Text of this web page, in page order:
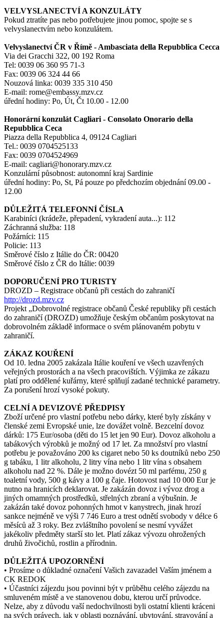
VELVYSLANECTVÍ A KONZULÁTY
Pokud ztratíte pas nebo potřebujete jinou pomoc, spojte se s
velvyslanectvím nebo konzulátem.
Velvyslanectví ČR v Římě - Ambasciata della Repubblica Cecca
Via dei Gracchi 322, 00 192 Roma
Tel: 0039 06 360 95 71-3
Fax: 0039 06 324 44 66
Nouzová linka: 0039 335 310 450
E-mail: rome@embassy.mzv.cz
úřední hodiny: Po, Út, Čt 10.00 - 12.00
Honorární konzulát Cagliari - Consolato Onorario della
Repubblica Ceca
Piazza della Repubblica 4, 09124 Cagliari
Tel.: 0039 0704525133
Fax: 0039 0704524969
E-mail: cagliari@honorary.mzv.cz
Konzulární působnost: autonomní kraj Sardinie
úřední hodiny: Po, St, Pá pouze po předchozím objednání 09.00 -
12.00
DŮLEŽITÁ TELEFONNÍ ČÍSLA
Karabiníci (krádeže, přepadení, vykradení auta...): 112
Záchranná služba: 118
Požárníci: 115
Policie: 113
Směrové číslo z Itálie do ČR: 00420
Směrové číslo z ČR do Itálie: 0039
DOPORUČENÍ PRO TURISTY
DROZD – Registrace občanů při cestách do zahraničí
http://drozd.mzv.cz
Projekt „Dobrovolné registrace občanů České republiky při cestách
do zahraničí (DROZD) umožňuje českým občanům poskytovat na
dobrovolném základě informace o svém plánovaném pobytu v
zahraničí.
ZÁKAZ KOUŘENÍ
Od 10. ledna 2005 zakázala Itálie kouření ve všech uzavřených
veřejných prostorách a na všech pracovištích. Výjimka ze zákazu
platí pro oddělené kuřárny, které splňují zadané technické parametry.
Za porušení hrozí vysoké pokuty.
CELNÍ A DEVIZOVÉ PŘEDPISY
Zboží určené pro vlastní potřebu nebo dárky, které byly získány v
členské zemi Evropské unie, lze dovážet volně. Bezcelní dovoz
dárků: 175 Eur/osoba (děti do 15 let jen 90 Eur). Dovoz alkoholu a
tabákových výrobků je možný od 17 let. Za množství pro vlastní
potřebu je považováno 200 ks cigaret nebo 50 ks doutníků nebo 250
g tabáku, 1 litr alkoholu, 2 litry vína nebo 1 litr vína s obsahem
alkoholu nad 22 %. Dále je možno dovézt 50 ml parfému, 250 g
toaletní vody, 500 g kávy a 100 g čaje. Hotovost nad 10 000 Eur je
nutno na hranicích deklarovat. Je zakázán dovoz i vývoz drog a
jiných omamných prostředků, střelných zbraní a výbušnin. Je
zakázán také dovoz pohonných hmot v kanystrech, jinak hrozí
sankce nejméně ve výši 7 746 Euro a trest odnětí svobody v délce 6
měsíců až 3 roky. Bez zvláštního povolení se nesmí vyvážet
jakékoliv předměty starší sto let. Platí zákaz vývozu ohrožených
druhů živočichů, rostlin a přírodnin.
DŮLEŽITÁ UPOZORNĚNÍ
• Prosíme o důkladné označení Vašich zavazadel Vaším jménem a
CK REDOK
• Účastníci zájezdu jsou povinni být v průběhu celého zájezdu na
smluveném místě a ve stanovenou dobu, kterou určí průvodce.
Nelze, aby z důvodu vaší nedochvilnosti byli ostatní klienti kráceni
na svých právech, jak v oblasti poznávání, ubytování, stravování a